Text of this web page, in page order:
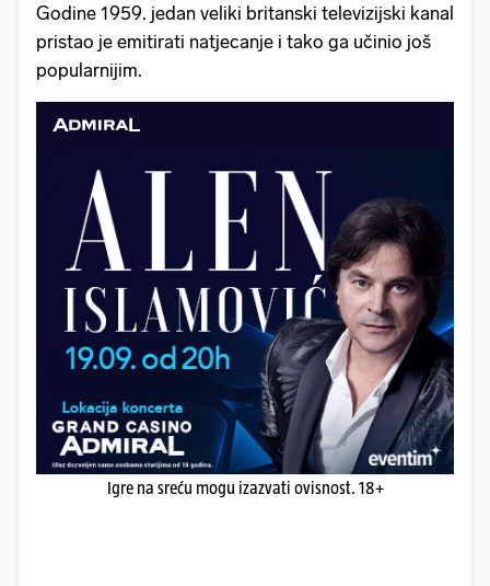
Godine 1959. jedan veliki britanski televizijski kanal
pristao je emitirati natjecanje i tako ga učinio još
popularnijim.
Igre na sreću mogu izazvati ovisnost. 18+